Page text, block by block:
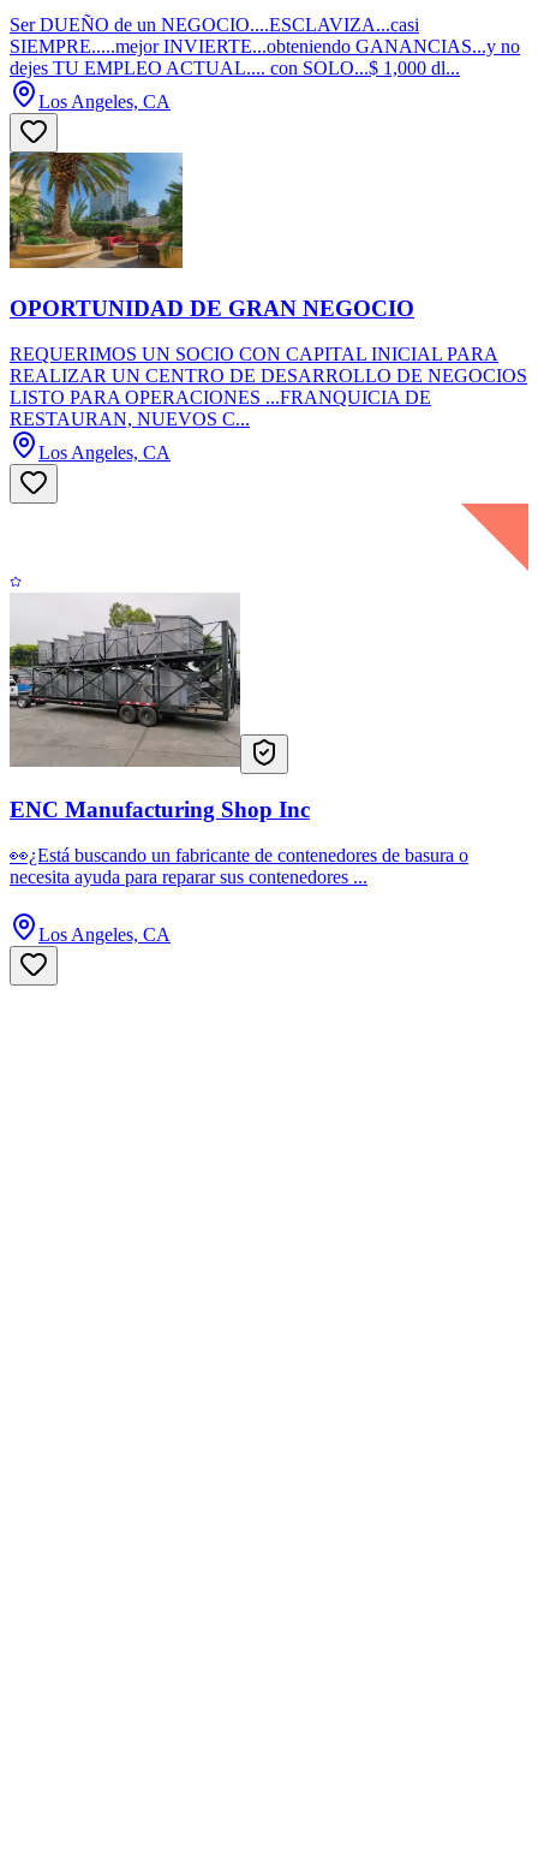
Ser DUEÑO de un NEGOCIO....ESCLAVIZA...casi
SIEMPRE.....mejor INVIERTE...obteniendo GANANCIAS...y no
dejes TU EMPLEO ACTUAL.... con SOLO...$ 1,000 dl...
Los Angeles, CA
OPORTUNIDAD DE GRAN NEGOCIO
REQUERIMOS UN SOCIO CON CAPITAL INICIAL PARA
REALIZAR UN CENTRO DE DESARROLLO DE NEGOCIOS
LISTO PARA OPERACIONES ...FRANQUICIA DE
RESTAURAN, NUEVOS C...
Los Angeles, CA
ENC Manufacturing Shop Inc
👀¿Está buscando un fabricante de contenedores de basura o
necesita ayuda para reparar sus contenedores ...
Los Angeles, CA